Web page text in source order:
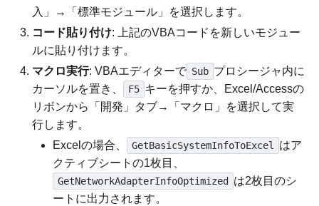
入」→「標準モジュール」を選択します。
コード貼り付け: 上記のVBAコードを新しいモジュー
ルに貼り付けます。
マクロ実行: VBAエディターで Sub プロシージャ内に
カーソルを置き、
F5 キーを押すか、Excel/Accessの
リボンから「開発」タブ→「マクロ」を選択して実
行します。
Excelの場合、
GetBasicSystemInfoToExcel
はア
クティブシートの1枚目、
GetNetworkAdapterInfoOptimized
は2枚目のシ
ートに出力されます。